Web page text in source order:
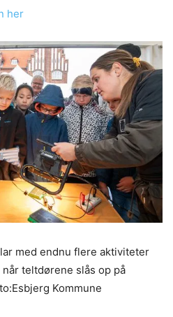
her
med endnu flere aktiviteter
teltdørene slås op på
Kommune